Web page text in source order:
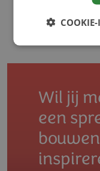
Wil jij
een